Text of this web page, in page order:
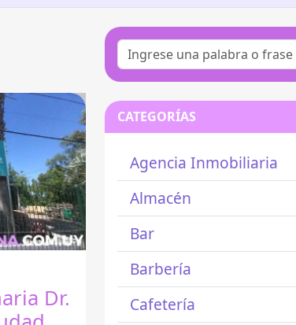
Dr.
CATEGORÍAS
Agencia Inmobiliaria
Almacén
Bar
Barbería
Cafetería